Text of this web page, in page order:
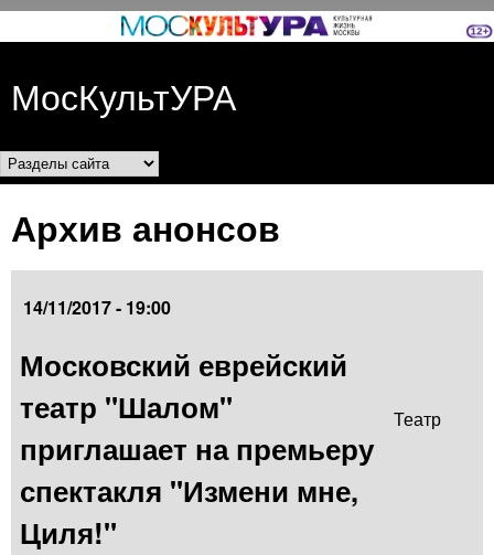
Перейти к основному
МосКультУРА
Разделы сайта
Архив анонсов
14/11/2017 - 19:00
Московский еврейский
театр "Шалом"
приглашает на премьеру
спектакля "Измени мне,
Циля!"
Театр